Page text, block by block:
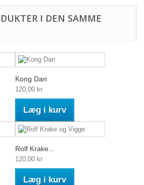
I DEN SAMME
Kong Dan
120,00 kr
Læg i kurv
Rolf Krake...
120,00 kr
Læg i kurv